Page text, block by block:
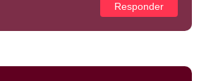
Responder